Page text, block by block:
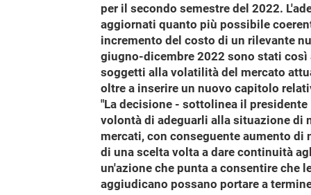
per il secondo semestre del 2022.
aggiornati quanto più possibile
incremento del costo di un rilevante
giugno-dicembre 2022 sono stati
soggetti alla volatilità del mercato
oltre a inserire un nuovo capitolo
"La decisione - sottolinea il
volontà di adeguarli alla situazione di
mercati, con conseguente aumento
di una scelta volta a dare continuità
un'azione che punta a consentire che
aggiudicano possano portare a